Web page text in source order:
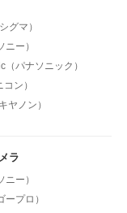
グマ）
ニー）
（パナソニック）
ン）
ヤノン）
ラ
ニー）
プロ）